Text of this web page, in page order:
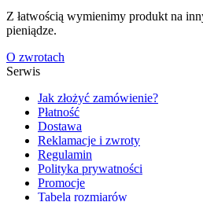
Z łatwością wymienimy produkt na
pieniądze.
O zwrotach
Serwis
Jak złożyć zamówienie?
Płatność
Dostawa
Reklamacje i zwroty
Regulamin
Polityka prywatności
Promocje
Tabela rozmiarów